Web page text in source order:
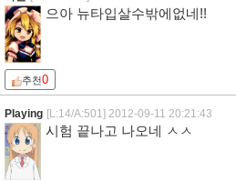
으아 뉴타입살수밖에없네!!
추천0
Playing [L:14/A:501] 2012-09-11 20:21:43
시험 끝나고 나오네 ㅅㅅ